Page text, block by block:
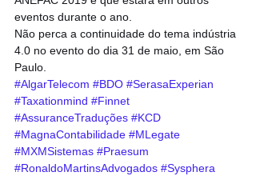
eventos durante o ano.
Não perca a continuidade do tema indústria
4.0 no evento do dia 31 de maio, em São
Paulo.
#AlgarTelecom #BDO #SerasaExperian
#Taxationmind #Finnet
#AssuranceTraduções #KCD
#MagnaContabilidade #MLegate
#MXMSistemas #Praesum
#RonaldoMartinsAdvogados #Sysphera